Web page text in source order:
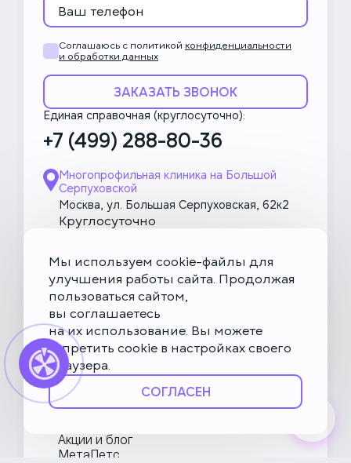
Энтеротомия/полностенная
биопсия собаки 40+ кг
Сегментарная резекция
кишечника с наложением
анастамоза
25 000 ₽
Резекция стенки желудка
Фекальная трансплантация /
трансплантация фокальной
микробиоты (ТФМ)
Соглашаюсь с политикой конфиденциальности
и обработки данных
ЗАКАЗАТЬ ЗВОНОК
Единая справочная (круглосуточно):
+7 (499) 288-80-36
Многопрофильная клиника на Большой
Серпуховской
Москва, ул. Большая Серпуховская, 62к2
Круглосуточно
Многопрофильная клиника на Введенского
Москва, ул. Введенского, 24Б
Клиника на Карамышевской набережной
Москва, Карамышевская наб., 2А
О НьюВетТех
Направления
Услуги
Акции и блог
МетаПетс
Мы используем cookie-файлы для
улучшения работы сайта. Продолжая
пользоваться сайтом,
вы соглашаетесь
на их использование. Вы можете
запретить cookie в настройках своего
браузера.
СОГЛАСЕН